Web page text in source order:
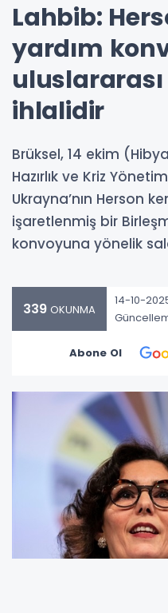
Lahbib:
yardım
ihlalidir
Brüksel, 14 ekim
Hazırlık ve Kriz
Ukrayna’nın Herson
işaretlenmiş bir
konvoyuna yönelik
339 OKUNMA
14-10-
Abone Ol